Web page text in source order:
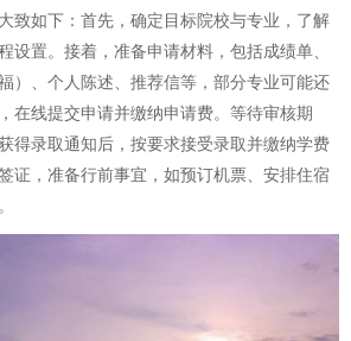
致如下：首先，确定目标院校与专业，了解
设置。接着，准备申请材料，包括成绩单、
）、个人陈述、推荐信等，部分专业可能还
在线提交申请并缴纳申请费。等待审核期
得录取通知后，按要求接受录取并缴纳学费
证，准备行前事宜，如预订机票、安排住宿